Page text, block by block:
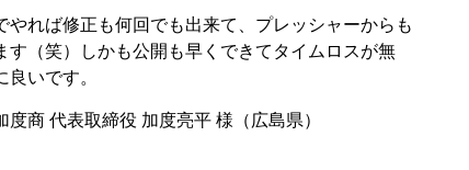
やれば修正も何回でも出来て、プレッシャーからも
す（笑）しかも公開も早くできてタイムロスが無
良いです。
度商 代表取締役 加度亮平 様（広島県）